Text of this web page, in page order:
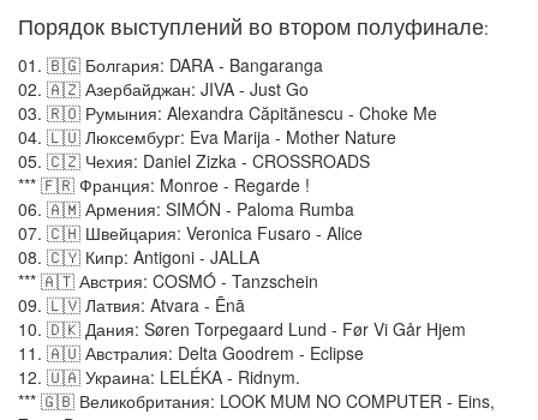
Порядок выступлений во втором полуфинале:
01. 🇧🇬 Болгария: DARA - Bangaranga
02. 🇦🇿 Азербайджан: JIVA - Just Go
03. 🇷🇴 Румыния: Alexandra Căpitănescu - Choke Me
04. 🇱🇺 Люксембург: Eva Marija - Mother Nature
05. 🇨🇿 Чехия: Daniel Zizka - CROSSROADS
*** 🇫🇷 Франция: Monroe - Regarde !
06. 🇦🇲 Армения: SIMÓN - Paloma Rumba
07. 🇨🇭 Швейцария: Veronica Fusaro - Alice
08. 🇨🇾 Кипр: Antigoni - JALLA
*** 🇦🇹 Австрия: COSMÓ - Tanzschein
09. 🇱🇻 Латвия: Atvara - Ēnā
10. 🇩🇰 Дания: Søren Torpegaard Lund - Før Vi Går Hjem
11. 🇦🇺 Австралия: Delta Goodrem - Eclipse
12. 🇺🇦 Украина: LELÉKA - Ridnym.
*** 🇬🇧 Великобритания: LOOK MUM NO COMPUTER - Eins,